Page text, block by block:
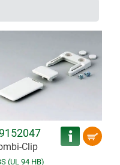
Clip
(UL 94 HB)